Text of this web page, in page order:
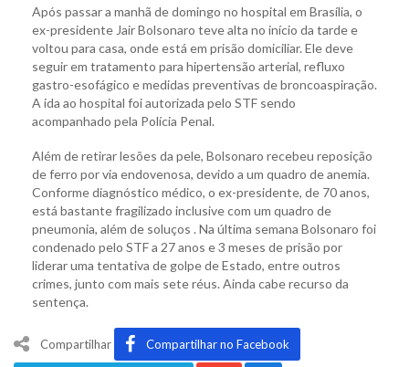
Após passar a manhã de domingo no hospital em Brasília, o
ex-presidente Jair Bolsonaro teve alta no início da tarde e
voltou para casa, onde está em prisão domiciliar. Ele deve
seguir em tratamento para hipertensão arterial, refluxo
gastro-esofágico e medidas preventivas de broncoaspiração.
A ida ao hospital foi autorizada pelo STF sendo
acompanhado pela Polícia Penal.
Além de retirar lesões da pele, Bolsonaro recebeu reposição
de ferro por via endovenosa, devido a um quadro de anemia.
Conforme diagnóstico médico, o ex-presidente, de 70 anos,
está bastante fragilizado inclusive com um quadro de
pneumonia, além de soluços . Na última semana Bolsonaro foi
condenado pelo STF a 27 anos e 3 meses de prisão por
liderar uma tentativa de golpe de Estado, entre outros
crimes, junto com mais sete réus. Ainda cabe recurso da
sentença.
Compartilhar Compartilhar no Facebook